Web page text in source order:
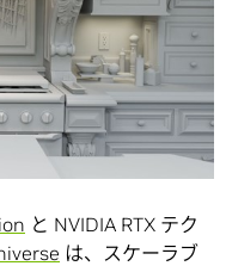
と NVIDIA RTX テク
は、スケーラブ